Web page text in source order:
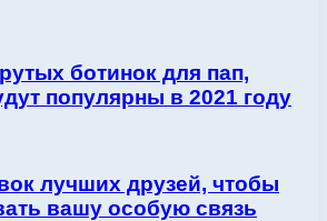
ботинок для пап,
популярны в 2021 году
лучших друзей, чтобы
вашу особую связь